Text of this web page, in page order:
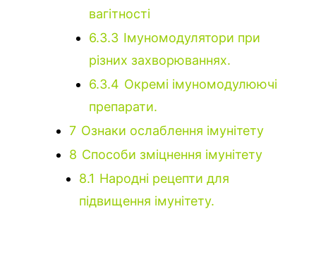
вагітності
6.3.3 Імуномодулятори при
різних захворюваннях.
6.3.4 Окремі імуномодулюючі
препарати.
7 Ознаки ослаблення імунітету
8 Способи зміцнення імунітету
8.1 Народні рецепти для
підвищення імунітету.